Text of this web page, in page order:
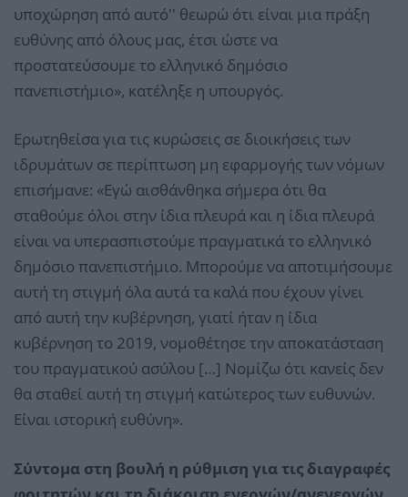
υποχώρηση από αυτό'' θεωρώ ότι είναι μια πράξη
ευθύνης από όλους μας, έτσι ώστε να
προστατεύσουμε το ελληνικό δημόσιο
πανεπιστήμιο», κατέληξε η υπουργός.
Ερωτηθείσα για τις κυρώσεις σε διοικήσεις των
ιδρυμάτων σε περίπτωση μη εφαρμογής των νόμων
επισήμανε: «Εγώ αισθάνθηκα σήμερα ότι θα
σταθούμε όλοι στην ίδια πλευρά και η ίδια πλευρά
είναι να υπερασπιστούμε πραγματικά το ελληνικό
δημόσιο πανεπιστήμιο. Μπορούμε να αποτιμήσουμε
αυτή τη στιγμή όλα αυτά τα καλά που έχουν γίνει
από αυτή την κυβέρνηση, γιατί ήταν η ίδια
κυβέρνηση το 2019, νομοθέτησε την αποκατάσταση
του πραγματικού ασύλου […] Νομίζω ότι κανείς δεν
θα σταθεί αυτή τη στιγμή κατώτερος των ευθυνών.
Είναι ιστορική ευθύνη».
Σύντομα στη βουλή η ρύθμιση για τις διαγραφές